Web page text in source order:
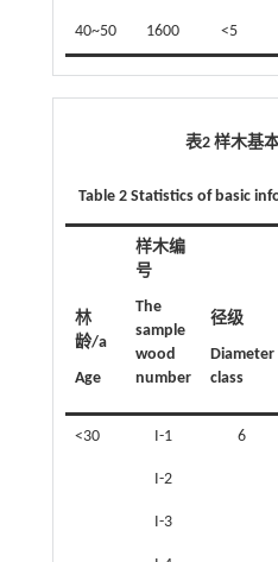
40~50 1600 <5
表2 样木基
Table 2 Statistics of basic
林
龄/a
Age
样木编
号
The
sample
wood
number
径级
Diameter
class
<30 I-1 6
I-2
I-3